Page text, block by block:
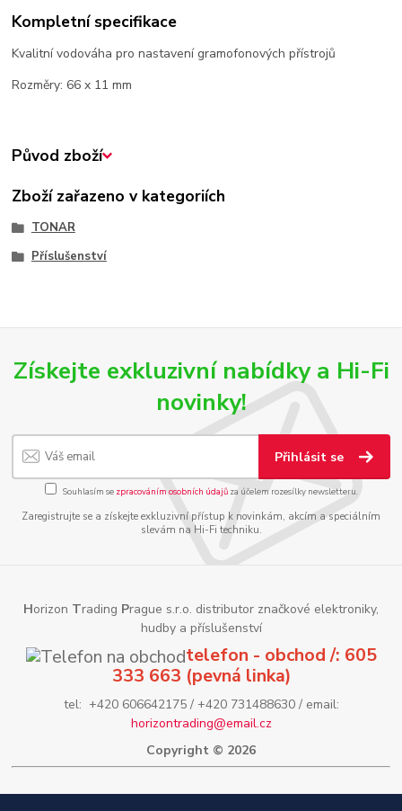
Kompletní specifikace
Kvalitní vodováha pro nastavení gramofonových přístrojů
Rozměry: 66 x 11 mm
Původ zboží
Zboží zařazeno v kategoriích
TONAR
Příslušenství
Získejte exkluzivní nabídky a Hi-Fi
novinky!
Přihlásit se
Souhlasím se zpracováním osobních údajůza účelem rozesílky newsletteru.
Zaregistrujte se a získejte exkluzivní přístup k novinkám, akcím a speciálním
slevám na Hi-Fi techniku.
Horizon Trading Prague s.r.o. distributor značkové elektroniky,
hudby a příslušenství
telefon - obchod /: 605
333 663 (pevná linka)
tel: +420 606642175 / +420 731488630 / email:
horizontrading@email.cz
Copyright © 2026